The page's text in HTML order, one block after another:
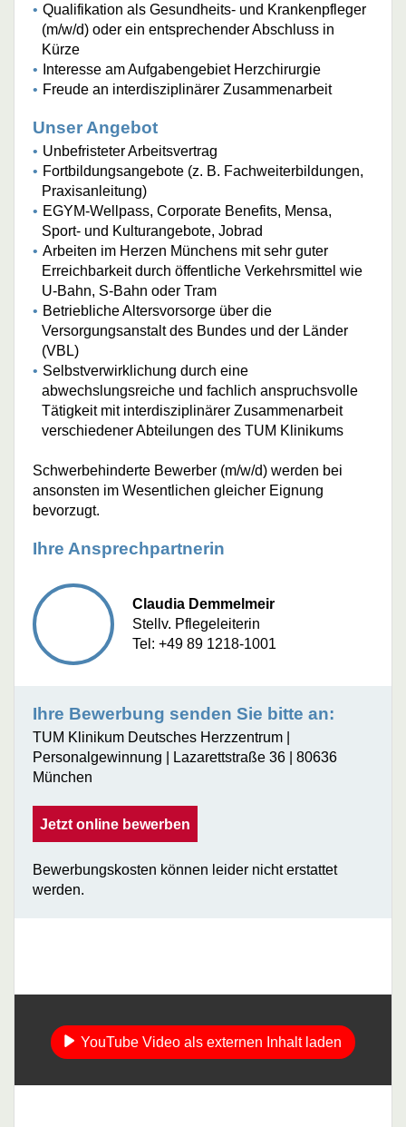
Qualifikation als Gesundheits- und Krankenpfleger
(m/w/d) oder ein entsprechender Abschluss in
Kürze
Interesse am Aufgabengebiet Herzchirurgie
Freude an interdisziplinärer Zusammenarbeit
Unser Angebot
Unbefristeter Arbeitsvertrag
Fortbildungsangebote (z. B. Fachweiterbildungen,
Praxisanleitung)
EGYM-Wellpass, Corporate Benefits, Mensa,
Sport- und Kulturangebote, Jobrad
Arbeiten im Herzen Münchens mit sehr guter
Erreichbarkeit durch öffentliche Verkehrsmittel wie
U-Bahn, S-Bahn oder Tram
Betriebliche Altersvorsorge über die
Versorgungsanstalt des Bundes und der Länder
(VBL)
Selbstverwirklichung durch eine
abwechslungsreiche und fachlich anspruchsvolle
Tätigkeit mit interdisziplinärer Zusammenarbeit
verschiedener Abteilungen des TUM Klinikums
Schwerbehinderte Bewerber (m/w/d) werden bei
ansonsten im Wesentlichen gleicher Eignung
bevorzugt.
Ihre Ansprechpartnerin
Claudia Demmelmeir
Stellv. Pflegeleiterin
Tel: +49 89 1218-1001
Ihre Bewerbung senden Sie bitte an:
TUM Klinikum Deutsches Herzzentrum |
Personalgewinnung | Lazarettstraße 36 | 80636
München
Jetzt online bewerben
Bewerbungskosten können leider nicht erstattet
werden.
YouTube Video als externen Inhalt laden